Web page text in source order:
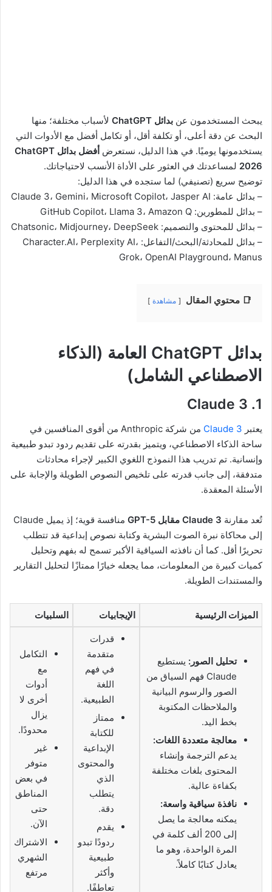
يبحث المستخدمون عن بدائل ChatGPT
لأسباب مختلفة؛ منها
البحث عن دقة أعلى، أو تكلفة أقل، أو تكامل أفضل مع الأدوات التي
يستخدمونها يوميًا. في هذا الدليل، نستعرض
أفضل بدائل ChatGPT
2026 لمساعدتك في العثور على الأداة الأنسب لاحتياجاتك.
توضيح سريع (تصنيفي) لما ستجده في هذا الدليل:
– بدائل عامة: Claude 3، Gemini، Microsoft Copilot، Jasper AI
– بدائل للمطورين: GitHub Copilot، Llama 3، Amazon Q
– بدائل للمحتوى والتصميم: Chatsonic، Midjourney، DeepSeek
– بدائل للمحادثة/البحث/التفاعل: Character.AI، Perplexity AI،
Grok، OpenAI Playground، Manus
📑 محتوي المقال مشاهدة
بدائل ChatGPT العامة (الذكاء
الاصطناعي الشامل)
1. Claude 3
يعتبر Claude 3
من شركة Anthropic من أقوى المنافسين في
ساحة الذكاء الاصطناعي، ويتميز بقدرته على تقديم ردود تبدو طبيعية
وإنسانية. تم تدريب هذا النموذج اللغوي الكبير لإجراء محادثات
متدفقة، إلى جانب قدرته على تلخيص النصوص الطويلة والإجابة على
الأسئلة المعقدة.
تُعد مقارنة Claude 3 مقابل GPT-5
منافسة قوية؛ إذ يميل Claude
إلى محاكاة نبرة الصوت البشرية وكتابة نصوص إبداعية قد تتطلب
تحريرًا أقل. كما أن نافذته السياقية الأكبر تسمح له بفهم وتحليل
كميات كبيرة من المعلومات، مما يجعله خيارًا ممتازًا لتحليل التقارير
والمستندات الطويلة.
الميزات الرئيسية الإيجابيات السلبيات
تحليل الصور: يستطيع
Claude فهم السياق من
الصور والرسوم البيانية
والملاحظات المكتوبة
بخط اليد.
معالجة متعددة اللغات:
يدعم الترجمة وإنشاء
المحتوى بلغات مختلفة
بكفاءة عالية.
نافذة سياقية واسعة:
يمكنه معالجة ما يصل
إلى 200 ألف كلمة في
المرة الواحدة، وهو ما
يعادل كتابًا كاملاً.
قدرات
متقدمة
في فهم
اللغة
الطبيعية.
ممتاز
للكتابة
الإبداعية
والمحتوى
الذي
يتطلب
دقة.
يقدم
ردودًا تبدو
طبيعية
وأكثر
تعاطفًا.
التكامل
مع
أدوات
أخرى لا
يزال
محدودًا.
غير
متوفر
في بعض
المناطق
حتى
الآن.
الاشتراك
الشهري
مرتفع